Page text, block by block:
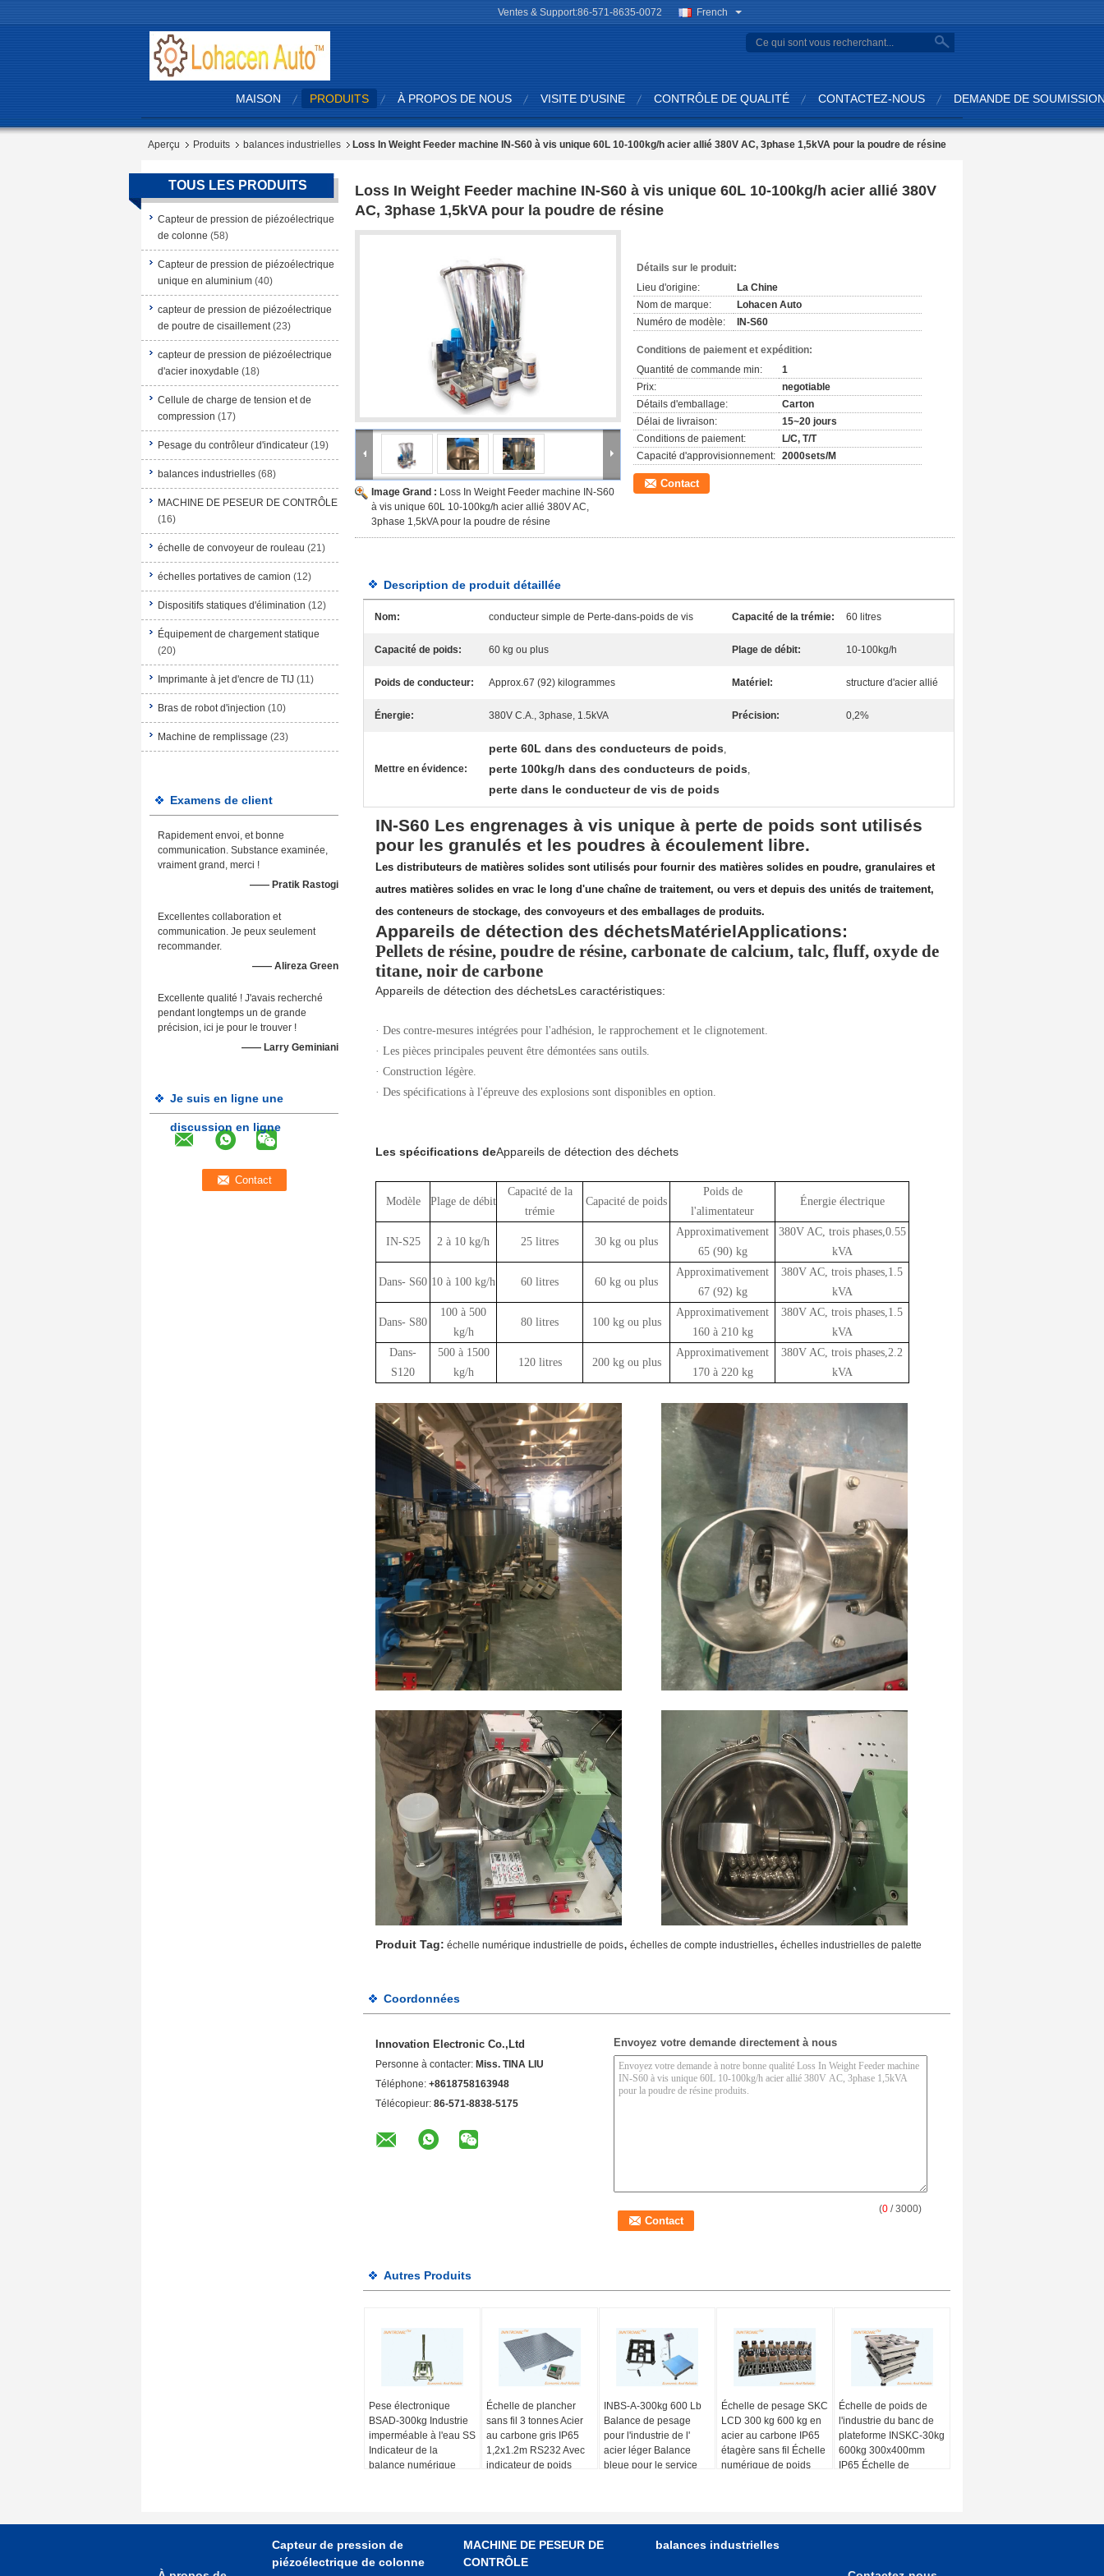
Ventes & Support:86-571-8635-0072 French
search
MAISON PRODUITS À PROPOS DE NOUS VISITE D'USINE CONTRÔLE DE QUALITÉ CONTACTEZ-NOUS DEMANDE DE
Aperçu Produits balances industrielles Loss In Weight Feeder machine IN-S60 à vis unique 60L 10-100kg/h acier allié 380V AC, 3phase 1,5kVA pour la poudre de résine
TOUS LES PRODUITS
Capteur de pression de piézoélectrique
de colonne (58)
Capteur de pression de piézoélectrique
unique en aluminium (40)
capteur de pression de piézoélectrique
de poutre de cisaillement (23)
capteur de pression de piézoélectrique
d'acier inoxydable (18)
Cellule de charge de tension et de
compression (17)
Pesage du contrôleur d'indicateur (19)
balances industrielles (68)
MACHINE DE PESEUR DE CONTRÔLE
(16)
échelle de convoyeur de rouleau (21)
échelles portatives de camion (12)
Dispositifs statiques d'élimination (12)
Équipement de chargement statique
(20)
Imprimante à jet d'encre de TIJ (11)
Bras de robot d'injection (10)
Machine de remplissage (23)
Examens de client
Rapidement envoi, et bonne
communication. Substance examinée,
vraiment grand, merci !
—— Pratik Rastogi
Excellentes collaboration et
communication. Je peux seulement
recommander.
—— Alireza Green
Excellente qualité ! J'avais recherché
pendant longtemps un de grande
précision, ici je pour le trouver !
—— Larry Geminiani
Je suis en ligne une
discussion en ligne
Loss In Weight Feeder machine IN-S60 à vis unique 60L 10-100kg/h acier allié 380V
AC, 3phase 1,5kVA pour la poudre de résine
Image Grand : Loss In Weight Feeder machine IN-S60
à vis unique 60L 10-100kg/h acier allié 380V AC,
3phase 1,5kVA pour la poudre de résine
Détails sur le produit:
Lieu d'origine:
La Chine
Nom de marque:
Lohacen Auto
Numéro de modèle:
IN-S60
Conditions de paiement et expédition:
Quantité de commande min:
1
Prix:
negotiable
Détails d'emballage:
Carton
Délai de livraison:
15~20 jours
Conditions de paiement:
L/C, T/T
Capacité d'approvisionnement: 2000sets/M
Contact
Description de produit détaillée
Nom: conducteur simple de Perte-dans-poids de vis Capacité de la trémie: 60 litres
Capacité de poids: 60 kg ou plus Plage de débit: 10-100kg/h
Poids de conducteur: Approx.67 (92) kilogrammes Matériel: structure d'acier allié
Énergie: 380V C.A., 3phase, 1.5kVA Précision: 0,2%
Mettre en évidence:
perte 60L dans des conducteurs de poids,
perte 100kg/h dans des conducteurs de poids,
perte dans le conducteur de vis de poids
IN-S60 Les engrenages à vis unique à perte de poids sont utilisés
pour les granulés et les poudres à écoulement libre.
Les distributeurs de matières solides sont utilisés pour fournir des matières solides en poudre, granulaires et
autres matières solides en vrac le long d'une chaîne de traitement, ou vers et depuis des unités de traitement,
des conteneurs de stockage, des convoyeurs et des emballages de produits.
Appareils de détection des déchetsMatérielApplications:
Pellets de résine, poudre de résine, carbonate de calcium, talc, fluff, oxyde de
titane, noir de carbone
Appareils de détection des déchetsLes caractéristiques:
· Des contre-mesures intégrées pour l'adhésion, le rapprochement et le clignotement.
· Les pièces principales peuvent être démontées sans outils.
· Construction légère.
· Des spécifications à l'épreuve des explosions sont disponibles en option.
Les spécifications deAppareils de détection des déchets
Modèle Plage de débit
Capacité de la
trémie
Capacité de poids
Poids de
l'alimentateur
Énergie électrique
IN-S25 2 à 10 kg/h 25 litres 30 kg ou plus
Approximativement
65 (90) kg
380V AC, trois phases,0.55
kVA
Dans- S60 10 à 100 kg/h 60 litres 60 kg ou plus
Approximativement
67 (92) kg
380V AC, trois phases,1.5
kVA
Dans- S80
100 à 500
kg/h
80 litres 100 kg ou plus
Approximativement
160 à 210 kg
380V AC, trois phases,1.5
kVA
Dans-
S120
500 à 1500
kg/h
120 litres 200 kg ou plus
Approximativement
170 à 220 kg
380V AC, trois phases,2.2
kVA
Produit Tag: échelle numérique industrielle de poids, échelles de compte industrielles, échelles industrielles de palette
Coordonnées
Innovation Electronic Co.,Ltd
Personne à contacter: Miss. TINA LIU
Téléphone: +8618758163948
Télécopieur: 86-571-8838-5175
Envoyez votre demande directement à nous
(0 / 3000)
Autres Produits
Pese électronique
BSAD-300kg Industrie
imperméable à l'eau SS
Indicateur de la
balance numérique
Échelle de plancher
sans fil 3 tonnes Acier
au carbone gris IP65
1,2x1.2m RS232 Avec
indicateur de poids
INBS-A-300kg 600 Lb
Balance de pesage
pour l'industrie de l'
acier léger Balance
bleue pour le service
Échelle de pesage SKC
LCD 300 kg 600 kg en
acier au carbone IP65
étagère sans fil Échelle
numérique de poids
Échelle de poids de
l'industrie du banc de
plateforme INSKC-30kg
600kg 300x400mm
IP65 Échelle de
Capteur de pression de
piézoélectrique de colonne
MACHINE DE PESEUR DE
CONTRÔLE
balances industrielles